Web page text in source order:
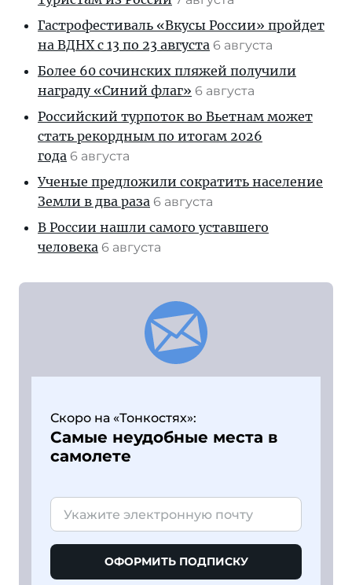
Гастрофестиваль «Вкусы России» пройдет
на ВДНХ с 13 по 23 августа 6 августа
Более 60 сочинских пляжей получили
награду «Синий флаг» 6 августа
Российский турпоток во Вьетнам может
стать рекордным по итогам 2026
года 6 августа
Ученые предложили сократить население
Земли в два раза 6 августа
В России нашли самого уставшего
человека 6 августа
Скоро на «Тонкостях»:
Самые неудобные места в
самолете
ОФОРМИТЬ ПОДПИСКУ